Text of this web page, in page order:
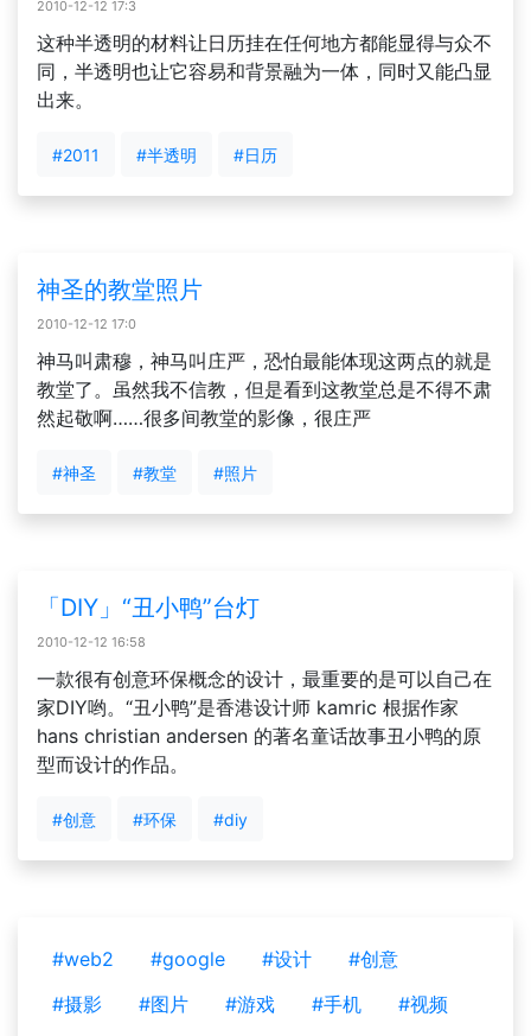
2010-12-12 17:3
这种半透明的材料让日历挂在任何地方都能显得与众不
同，半透明也让它容易和背景融为一体，同时又能凸显
出来。
#2011 #半透明 #日历
神圣的教堂照片
2010-12-12 17:0
神马叫肃穆，神马叫庄严，恐怕最能体现这两点的就是
教堂了。虽然我不信教，但是看到这教堂总是不得不肃
然起敬啊……很多间教堂的影像，很庄严
#神圣 #教堂 #照片
「DIY」“丑小鸭”台灯
2010-12-12 16:58
一款很有创意环保概念的设计，最重要的是可以自己在
家DIY哟。“丑小鸭”是香港设计师 kamric 根据作家
hans christian andersen 的著名童话故事丑小鸭的原
型而设计的作品。
#创意 #环保 #diy
#web2 #google #设计
#创意
#摄影
#图片 #游戏 #手机
#视频